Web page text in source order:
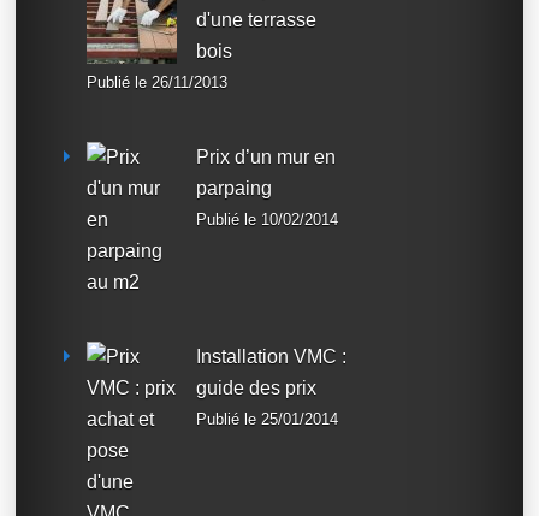
d'une terrasse
bois
Publié le 26/11/2013
Prix d’un mur en
parpaing
Publié le 10/02/2014
Installation VMC :
guide des prix
Publié le 25/01/2014